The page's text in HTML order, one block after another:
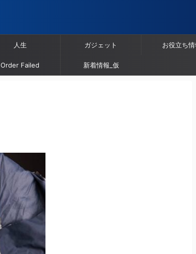
人生 ガジェット お役立ち情
Order Failed 新着情報_仮